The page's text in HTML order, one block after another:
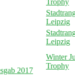
Leipzig
Leipzig
2017
Winter
Trophy